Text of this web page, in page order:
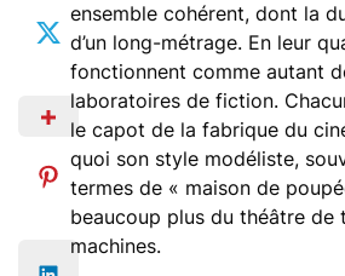
ensemble cohérent, dont la
d’un long-métrage. En leur
fonctionnent comme autant
laboratoires de fiction.
le capot de la fabrique du
quoi son style modéliste,
termes de « maison de
beaucoup plus du théâtre de
machines.